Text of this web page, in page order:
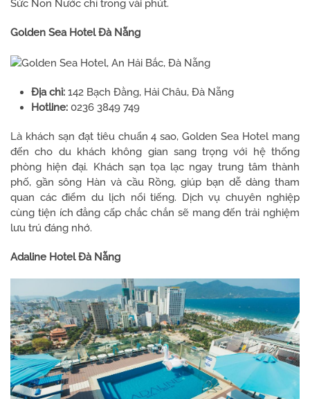
Sức Non Nước chỉ trong vài phút.
Golden Sea Hotel Đà Nẵng
Địa chỉ: 142 Bạch Đằng, Hải Châu, Đà Nẵng
Hotline: 0236 3849 749
Là khách sạn đạt tiêu chuẩn 4 sao, Golden Sea Hotel mang
đến cho du khách không gian sang trọng với hệ thống
phòng hiện đại. Khách sạn tọa lạc ngay trung tâm thành
phố, gần sông Hàn và cầu Rồng, giúp bạn dễ dàng tham
quan các điểm du lịch nổi tiếng. Dịch vụ chuyên nghiệp
cùng tiện ích đẳng cấp chắc chắn sẽ mang đến trải nghiệm
lưu trú đáng nhớ.
Adaline Hotel Đà Nẵng